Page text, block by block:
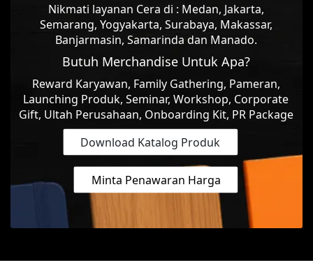
Nikmati layanan Cera di : Medan, Jakarta,
Semarang, Yogyakarta, Surabaya, Makassar,
Banjarmasin, Samarinda dan Manado.
Butuh Merchandise Untuk Apa?
Reward Karyawan, Family Gathering, Pameran,
Launching Produk, Seminar, Workshop, Corporate
Gift, Ultah Perusahaan, Onboarding Kit, PR Package
Download Katalog Produk
Minta Penawaran Harga